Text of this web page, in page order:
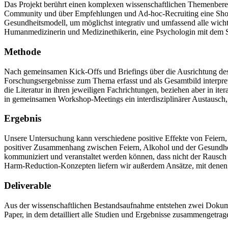
Das Projekt berührt einen komplexen wissenschaftlichen
Community und über Empfehlungen und Ad-hoc-Recruiting eine
Gesundheitsmodell, um möglichst integrativ und umfassend alle
Humanmedizinerin und Medizinethikerin, eine Psychologin mit
Methode
Nach gemeinsamen Kick-Offs und Briefings über die Ausrichtung
Forschungsergebnisse zum Thema erfasst und als Gesamtbild
die Literatur in ihren jeweiligen Fachrichtungen, beziehen aber in
in gemeinsamen Workshop-Meetings ein interdisziplinärer
Ergebnis
Unsere Untersuchung kann verschiedene positive Effekte von
positiver Zusammenhang zwischen Feiern, Alkohol und der
kommuniziert und veranstaltet werden können, dass nicht der
Harm-Reduction-Konzepten liefern wir außerdem Ansätze, mit
Deliverable
Aus der wissenschaftlichen Bestandsaufnahme entstehen zwei
Paper, in dem detailliert alle Studien und Ergebnisse